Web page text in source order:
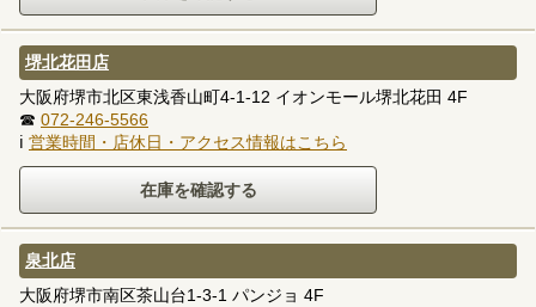
堺北花田店
大阪府堺市北区東浅香山町4-1-12 イオンモール堺北花田 4F
☎ 072-246-5566
ℹ 営業時間・店休日・アクセス情報はこちら
泉北店
大阪府堺市南区茶山台1-3-1 パンジョ 4F